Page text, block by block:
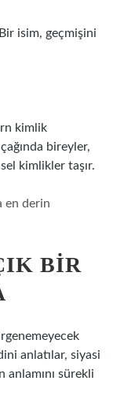
isim, geçmişini
kimlik
bireyler,
kimlikler taşır.
en derin
BIR
anlatılar, siyasi
sürekli